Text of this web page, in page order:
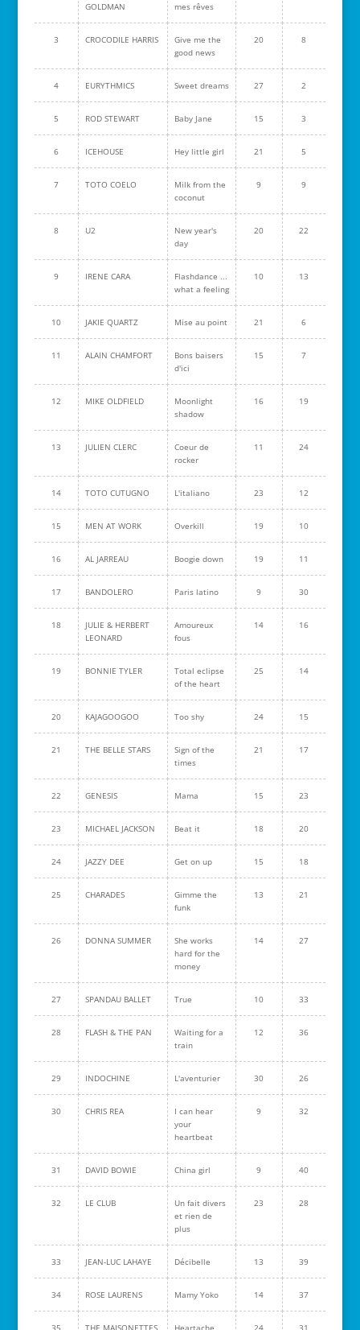
GOLDMAN
mes rêves
3 CROCODILE HARRIS
Give me the
good news
20 8
4 EURYTHMICS Sweet dreams 27 2
5 ROD STEWART Baby Jane 15 3
6 ICEHOUSE Hey little girl 21 5
7 TOTO COELO
Milk from the
coconut
9 9
8 U2
New year's
day
20 22
9 IRENE CARA
Flashdance ...
what a feeling
10 13
10 JAKIE QUARTZ Mise au point 21 6
11 ALAIN CHAMFORT
Bons baisers
d'ici
15 7
12 MIKE OLDFIELD
Moonlight
shadow
16 19
13 JULIEN CLERC
Coeur de
rocker
11 24
14 TOTO CUTUGNO L'italiano 23 12
15 MEN AT WORK Overkill 19 10
16 AL JARREAU Boogie down 19 11
17 BANDOLERO Paris latino 9 30
18
JULIE & HERBERT
LEONARD
Amoureux
fous
14 16
19 BONNIE TYLER
Total eclipse
of the heart
25 14
20 KAJAGOOGOO Too shy 24 15
21 THE BELLE STARS
Sign of the
times
21 17
22 GENESIS Mama 15 23
23 MICHAEL JACKSON Beat it 18 20
24 JAZZY DEE Get on up 15 18
25 CHARADES
Gimme the
funk
13 21
26 DONNA SUMMER
She works
hard for the
money
14 27
27 SPANDAU BALLET True 10 33
28 FLASH & THE PAN
Waiting for a
train
12 36
29 INDOCHINE L'aventurier 30 26
30 CHRIS REA
I can hear
your
heartbeat
9 32
31 DAVID BOWIE China girl 9 40
32 LE CLUB
Un fait divers
et rien de
plus
23 28
33 JEAN-LUC LAHAYE Décibelle 13 39
34 ROSE LAURENS Mamy Yoko 14 37
35 THE MAISONETTES Heartache 24 31